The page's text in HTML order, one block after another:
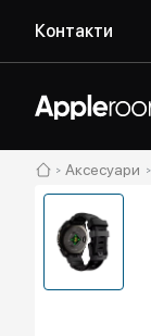
Контакти
Аксесуари